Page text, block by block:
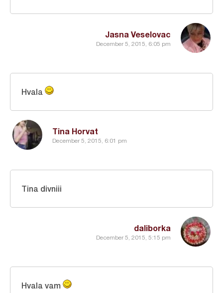
Jasna Veselovac
December 5, 2015, 6:05 pm
Tina Horvat
December 5, 2015, 6:01 pm
Hvala
daliborka
December 5, 2015, 5:15 pm
Tina divniii
Hvala vam